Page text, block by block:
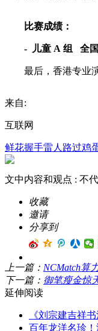
比赛成绩：
- 儿童 A 组 全
最后，香港专业演
来自:
互联网
鲜花握手雷人 路过鸡
文中内容和观点 : 不
收藏
邀请
分享到
上一篇： NCMatch算
下一篇： 御笔瘦金惊
延伸阅读
《刘宗建吉祥
百年龙洋名珍